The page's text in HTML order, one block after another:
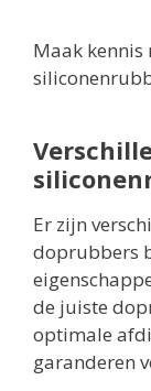
Maak kennis
Er zijn
doprubbers
de juiste
optimale
garanderen